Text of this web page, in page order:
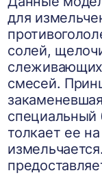
для
солей,
смесей.
специальный
толкает ее